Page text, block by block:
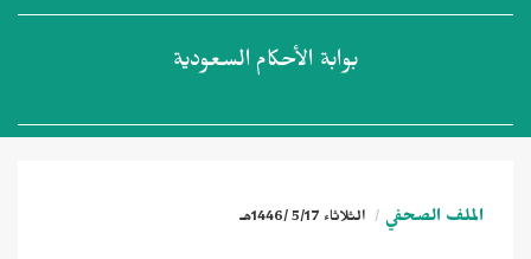
بوابة الأحكام السعودية
الملف الصحفي الثلاثاء 5/17 /1446هـ